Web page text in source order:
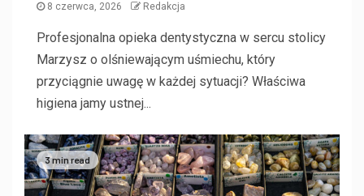
8 czerwca, 2026 Redakcja
Profesjonalna opieka dentystyczna w sercu stolicy
Marzysz o olśniewającym uśmiechu, który
przyciągnie uwagę w każdej sytuacji? Właściwa
higiena jamy ustnej...
3 min read